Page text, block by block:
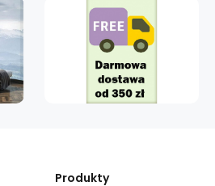
Produkty